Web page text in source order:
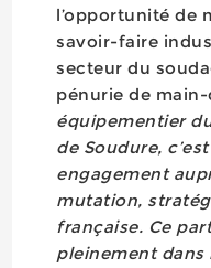
l’opportunité de
savoir-faire
secteur du
pénurie de
équipementier
de Soudure,
engagement
mutation,
française. Ce
pleinement